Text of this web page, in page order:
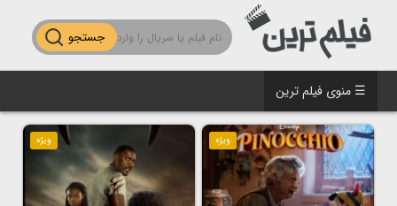
جستجو
☰ منوی فیلم ترین
ویژه ویژه